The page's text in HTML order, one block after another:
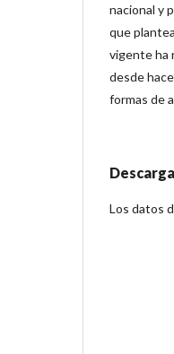
nacional y
que
vigente ha
desde
formas de
Los datos